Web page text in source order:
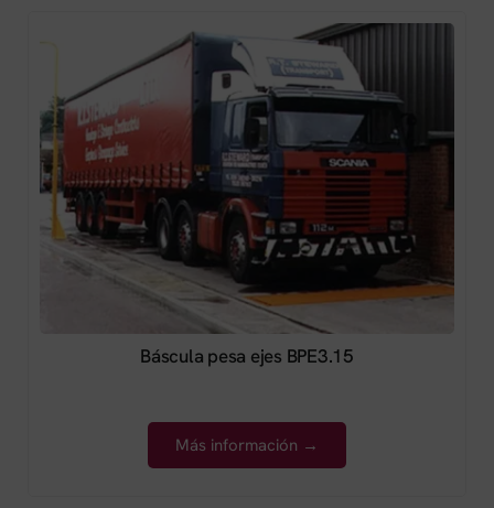
Báscula pesa ejes BPE3.15
Más información →